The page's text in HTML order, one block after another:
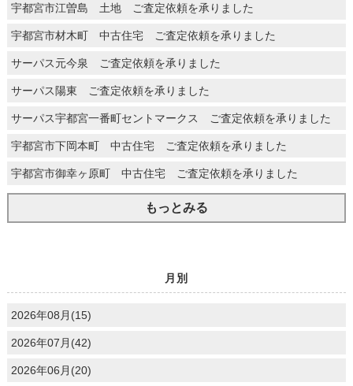
宇都宮市江曽島 土地 ご査定依頼を承りました
宇都宮市材木町 中古住宅 ご査定依頼を承りました
サーパス元今泉 ご査定依頼を承りました
サーパス陽東 ご査定依頼を承りました
サーパス宇都宮一番町セントマークス ご査定依頼を承りました
宇都宮市下岡本町 中古住宅 ご査定依頼を承りました
宇都宮市御幸ヶ原町 中古住宅 ご査定依頼を承りました
もっとみる
月別
2026年08月(15)
2026年07月(42)
2026年06月(20)